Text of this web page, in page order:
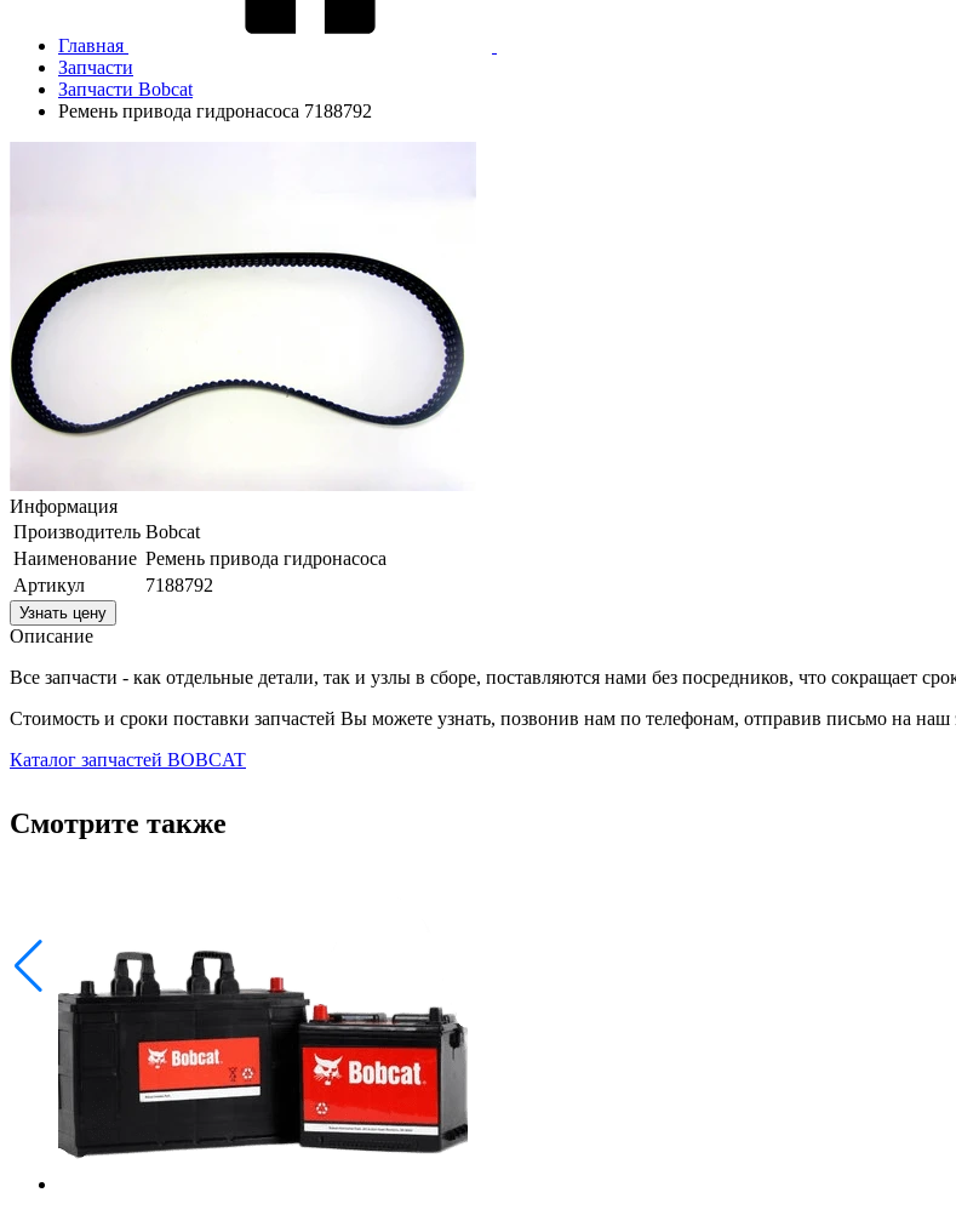
Главная
Запчасти
Запчасти Bobcat
Ремень привода гидронасоса 7188792
Информация
Производитель Bobcat
Наименование Ремень привода гидронасоса
Артикул
7188792
Узнать цену
Описание
Все запчасти - как отдельные детали, так и узлы в сборе, поставляются нами без посредников, что сокращает
Стоимость и сроки поставки запчастей Вы можете узнать, позвонив нам по телефонам, отправив письмо на
Каталог запчастей BOBCAT
Смотрите также